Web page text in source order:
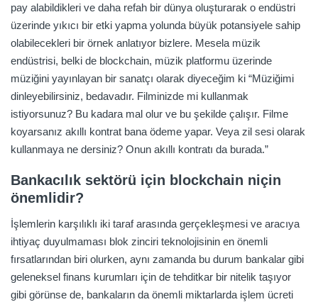
pay alabildikleri ve daha refah bir dünya oluşturarak o endüstri
üzerinde yıkıcı bir etki yapma yolunda büyük potansiyele sahip
olabilecekleri bir örnek anlatıyor bizlere. Mesela müzik
endüstrisi, belki de blockchain, müzik platformu üzerinde
müziğini yayınlayan bir sanatçı olarak diyeceğim ki “Müziğimi
dinleyebilirsiniz, bedavadır. Filminizde mi kullanmak
istiyorsunuz? Bu kadara mal olur ve bu şekilde çalışır. Filme
koyarsanız akıllı kontrat bana ödeme yapar. Veya zil sesi olarak
kullanmaya ne dersiniz? Onun akıllı kontratı da burada.”
Bankacılık sektörü için blockchain niçin
önemlidir?
İşlemlerin karşılıklı iki taraf arasında gerçekleşmesi ve aracıya
ihtiyaç duyulmaması blok zinciri teknolojisinin en önemli
fırsatlarından biri olurken, aynı zamanda bu durum bankalar gibi
geleneksel finans kurumları için de tehditkar bir nitelik taşıyor
gibi görünse de, bankaların da önemli miktarlarda işlem ücreti